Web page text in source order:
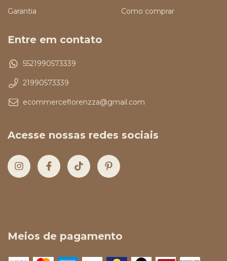
Garantia Como comprar
Entre em contato
5521990573339
21990573339
ecommerceflorenzza@gmail.com
Acesse nossas redes sociais
Meios de pagamento